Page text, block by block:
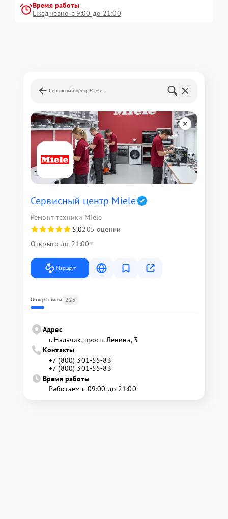
Время работы
Ежедневно с 9:00 до 21:00
Сервисный центр Miele
Сервисный центр Miele
Ремонт техники Miele
5,0205 оценки
Открыто до 21:00
Маршрут
ОбзорОтзывы 225
Адрес
г. Нальчик, просп. Ленина, 3
Контакты
+7 (800) 301-55-83
+7 (800) 301-55-83
Время работы
Работаем с 09:00 до 21:00